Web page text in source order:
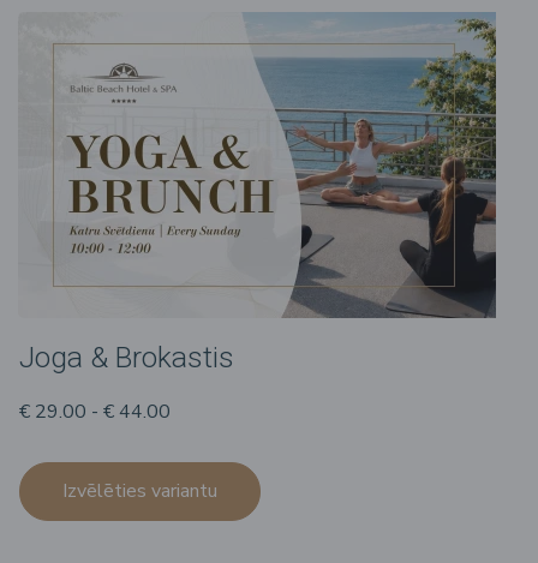
Joga & Brokastis
€ 29.00 - € 44.00
Izvēlēties variantu